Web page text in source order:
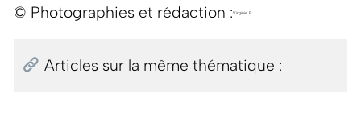
© Photographies et rédaction :Virginie B.
Articles sur la même thématique :